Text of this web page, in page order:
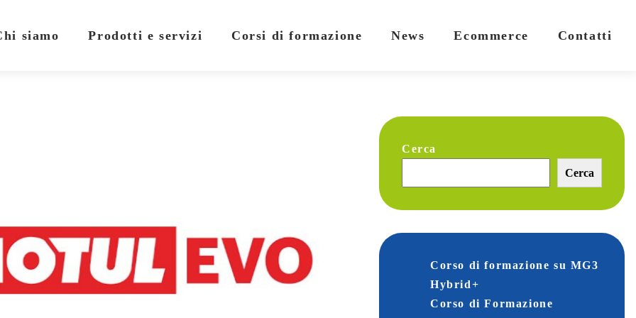
siamo Prodotti e servizi Corsi di formazione News Ecommerce Contatti
Cerca
Cerca
Corso di formazione su MG3
Hybrid+
Corso di Formazione